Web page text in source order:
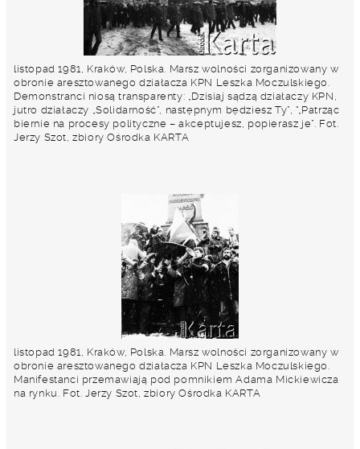
listopad 1981, Kraków, Polska. Marsz wolności zorganizowany w
obronie aresztowanego działacza KPN Leszka Moczulskiego.
Demonstranci niosą transparenty: „Dzisiaj sądzą działaczy KPN,
jutro działaczy „Solidarność”, następnym będziesz Ty”, "„Patrząc
biernie na procesy polityczne – akceptujesz, popierasz je”. Fot.
Jerzy Szot, zbiory Ośrodka KARTA
listopad 1981, Kraków, Polska. Marsz wolności zorganizowany w
obronie aresztowanego działacza KPN Leszka Moczulskiego.
Manifestanci przemawiają pod pomnikiem Adama Mickiewicza
na rynku. Fot. Jerzy Szot, zbiory Ośrodka KARTA